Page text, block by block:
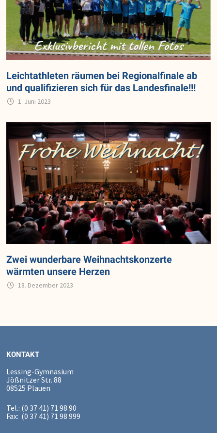
Leichtathleten räumen bei Regionalfinale ab
und qualifizieren sich für das Landesfinale!!!
1. Juni 2023
Zwei wunderbare Weihnachtskonzerte
wärmten unsere Herzen
18. Dezember 2023
KONTAKT
Lessing-Gymnasium
Jößnitzer Str. 88
08525 Plauen
Tel.: (0 37 41) 71 98 90
Fax: (0 37 41) 71 98 999